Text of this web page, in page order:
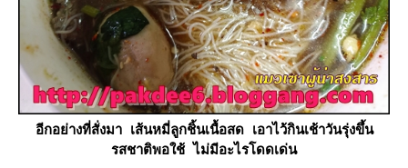
อีกอย่างที่สั่งมา เส้นหมี่ลูกชิ้นเนื้อสด เอาไว้กินเช้าวันรุ่งขึ้น
รสชาติพอใช้ ไม่มีอะไรโดดเด่น